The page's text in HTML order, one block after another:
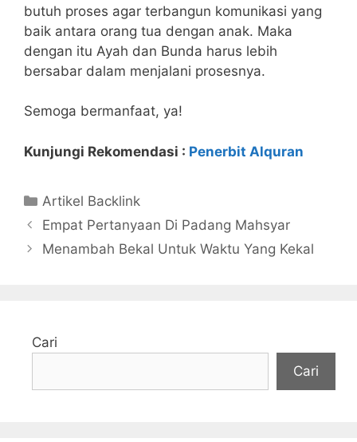
butuh proses agar terbangun komunikasi yang
baik antara orang tua dengan anak. Maka
dengan itu Ayah dan Bunda harus lebih
bersabar dalam menjalani prosesnya.
Semoga bermanfaat, ya!
Kunjungi Rekomendasi : Penerbit Alquran
Kategori
Artikel Backlink
Empat Pertanyaan Di Padang Mahsyar
Menambah Bekal Untuk Waktu Yang Kekal
Cari
Cari